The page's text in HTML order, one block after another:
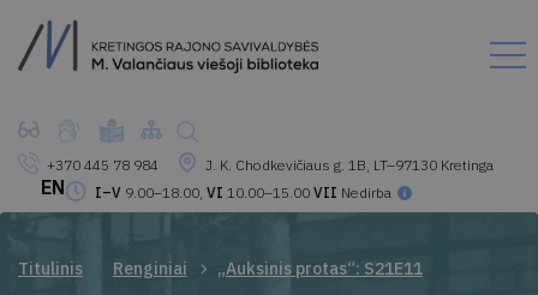
+370 445 78 984
J. K. Chodkevičiaus g. 1B, LT–97130 Kretinga
I–V 9.00–18.00, VI 10.00–15.00 VII Nedirba
EN
Titulinis Renginiai „Auksinis protas“: S21E11